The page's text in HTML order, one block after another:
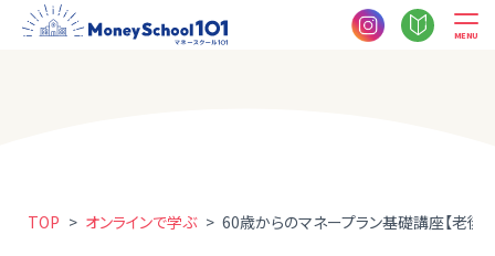
MENU
TOP > オンラインで学ぶ > 60歳からのマネープラン基礎講座【老後資